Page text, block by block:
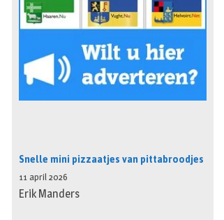
Snelle mini pizzaatjes van pittabroodjes
11 april 2026
Erik Manders